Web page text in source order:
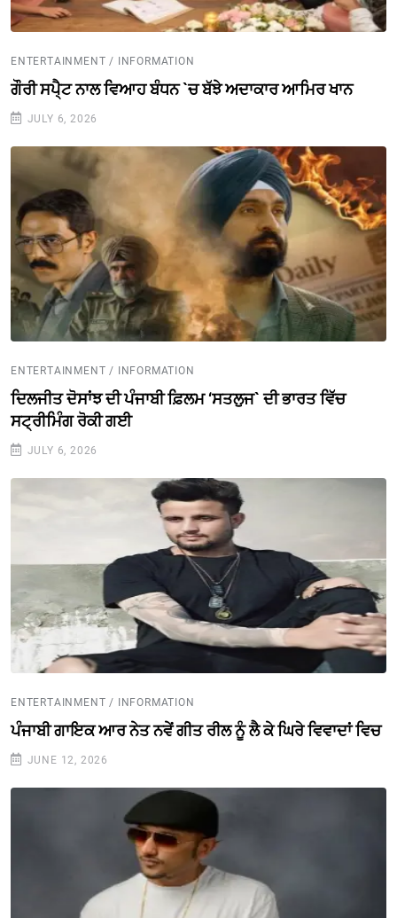
ENTERTAINMENT / INFORMATION
ਗੌਰੀ ਸਪੈ੍ਟ ਨਾਲ ਵਿਆਹ ਬੰਧਨ `ਚ ਬੱਝੇ ਅਦਾਕਾਰ ਆਮਿਰ ਖਾਨ
JULY 6, 2026
ENTERTAINMENT / INFORMATION
ਦਿਲਜੀਤ ਦੋਸਾਂਝ ਦੀ ਪੰਜਾਬੀ ਫ਼ਿਲਮ ‘ਸਤਲੁਜ` ਦੀ ਭਾਰਤ ਵਿੱਚ
ਸਟ੍ਰੀਮਿੰਗ ਰੋਕੀ ਗਈ
JULY 6, 2026
ENTERTAINMENT / INFORMATION
ਪੰਜਾਬੀ ਗਾਇਕ ਆਰ ਨੇਤ ਨਵੇਂ ਗੀਤ ਰੀਲ ਨੂੰ ਲੈ ਕੇ ਘਿਰੇ ਵਿਵਾਦਾਂ ਵਿਚ
JUNE 12, 2026